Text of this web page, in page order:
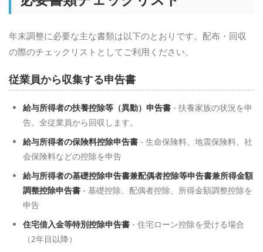
年末調整に必要な主な書類は以下のとおりです。配布・回収
の際のチェックリストとしてご利用ください。
従業員から収集する申告書
給与所得者の扶養控除等（異動）申告書 - 扶養家族の状況を申
告。全従業員から回収します。
給与所得者の保険料控除申告書 - 生命保険料、地震保険料、社
会保険料などの控除を申告
給与所得者の基礎控除申告書兼配偶者控除等申告書兼所得金額
調整控除申告書 - 基礎控除、配偶者控除、所得金額調整控除を
申告
住宅借入金等特別控除申告書 - 住宅ローン控除を受ける場合
（2年目以降）